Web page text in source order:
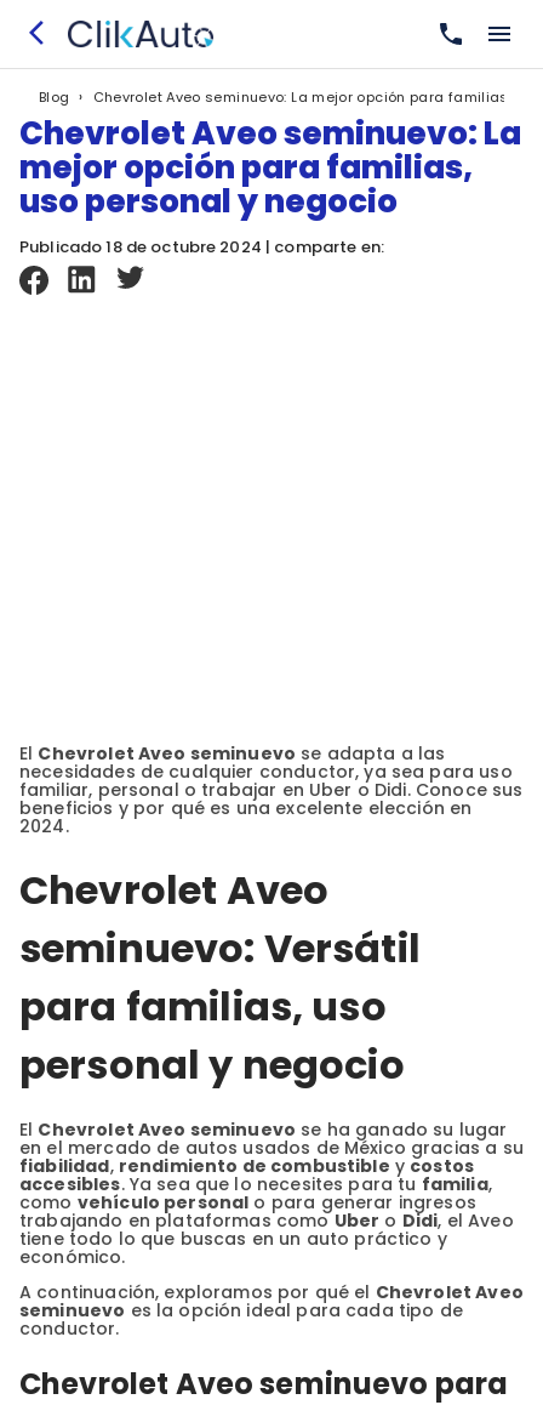
Blog › Chevrolet Aveo seminuevo: La mejor opción para familias,
Chevrolet Aveo seminuevo: La
mejor opción para familias,
uso personal y negocio
Publicado 18 de octubre 2024 | comparte en:
El Chevrolet Aveo seminuevo se adapta a las
necesidades de cualquier conductor, ya sea para uso
familiar, personal o trabajar en Uber o Didi. Conoce sus
beneficios y por qué es una excelente elección en
2024.
Chevrolet Aveo
seminuevo: Versátil
para familias, uso
personal y negocio
El Chevrolet Aveo seminuevo se ha ganado su lugar
en el mercado de autos usados de México gracias a su
fiabilidad, rendimiento de combustible y costos
accesibles. Ya sea que lo necesites para tu familia,
como vehículo personal o para generar ingresos
trabajando en plataformas comoUber o Didi, el Aveo
tiene todo lo que buscas en un auto práctico y
económico.
A continuación, exploramos por qué el Chevrolet Aveo
seminuevo es la opción ideal para cada tipo de
conductor.
Chevrolet Aveo seminuevo para